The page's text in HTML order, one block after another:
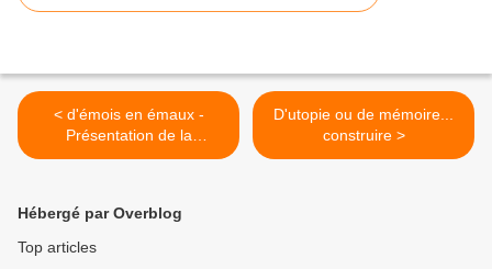
< d'émois en émaux -
Présentation de la
démarche par Marie-Lucie
D'utopie ou de mémoire...
construire >
Hébergé par Overblog
Top articles